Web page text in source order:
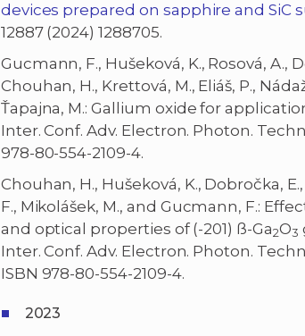
devices prepared on sapphire and SiC
12887 (2024) 1288705.
Gucmann, F., Hušeková, K., Rosová, A.,
Chouhan, H., Krettová, M., Eliáš, P.,
Ťapajna, M.: Gallium oxide for
Inter. Conf. Adv. Electron. Photon.
978-80-554-2109-4.
Chouhan, H., Hušeková, K., Dobročka,
F., Mikolášek, M., and Gucmann, F.:
and optical properties of (-201) ß-Ga2O3
Inter. Conf. Adv. Electron. Photon.
ISBN 978-80-554-2109-4.
2023